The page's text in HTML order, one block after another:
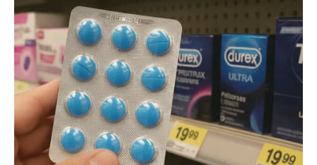
Rada danas – balans između
slobode i očekivanja